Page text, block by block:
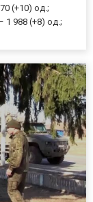
(+10) од.;
1 988 (+8) од.;